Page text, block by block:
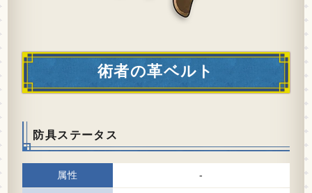
術者の革ベルト
防具ステータス
-